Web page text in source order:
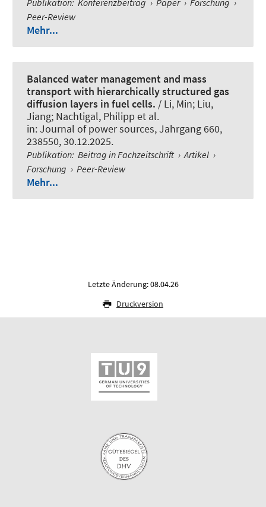
Peer-Review
Mehr...
Balanced water management and mass
transport with hierarchically structured gas
diffusion layers in fuel cells. / Li, Min; Liu,
Jiang; Nachtigal, Philipp et al.
in:Journal of power sources, Jahrgang 660,
238550, 30.12.2025.
Publikation: Beitrag in Fachzeitschrift › Artikel ›
Forschung › Peer-Review
Mehr...
Letzte Änderung: 08.04.26
Druckversion